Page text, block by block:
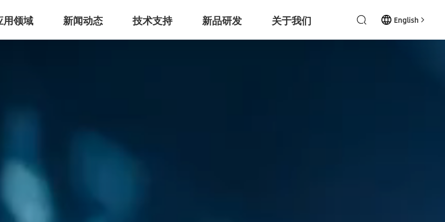
用领域 新闻动态 技术支持 新品研发 关于我们 English